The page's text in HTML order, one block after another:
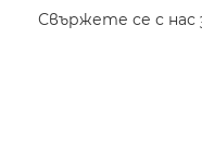
Свържете се с нас